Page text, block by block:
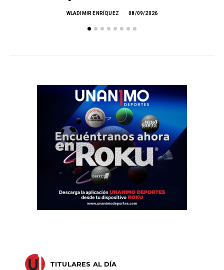
WLADIMIR ENRÍQUEZ 08/09/2026
TITULARES AL DÍA